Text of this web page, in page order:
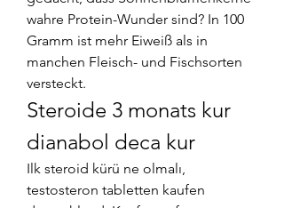
wahre Protein-Wunder sind? In 100
Gramm ist mehr Eiweiß als in
manchen Fleisch- und Fischsorten
versteckt.
Steroide 3 monats kur
dianabol deca kur
Ilk steroid kürü ne olmalı,
testosteron tabletten kaufen